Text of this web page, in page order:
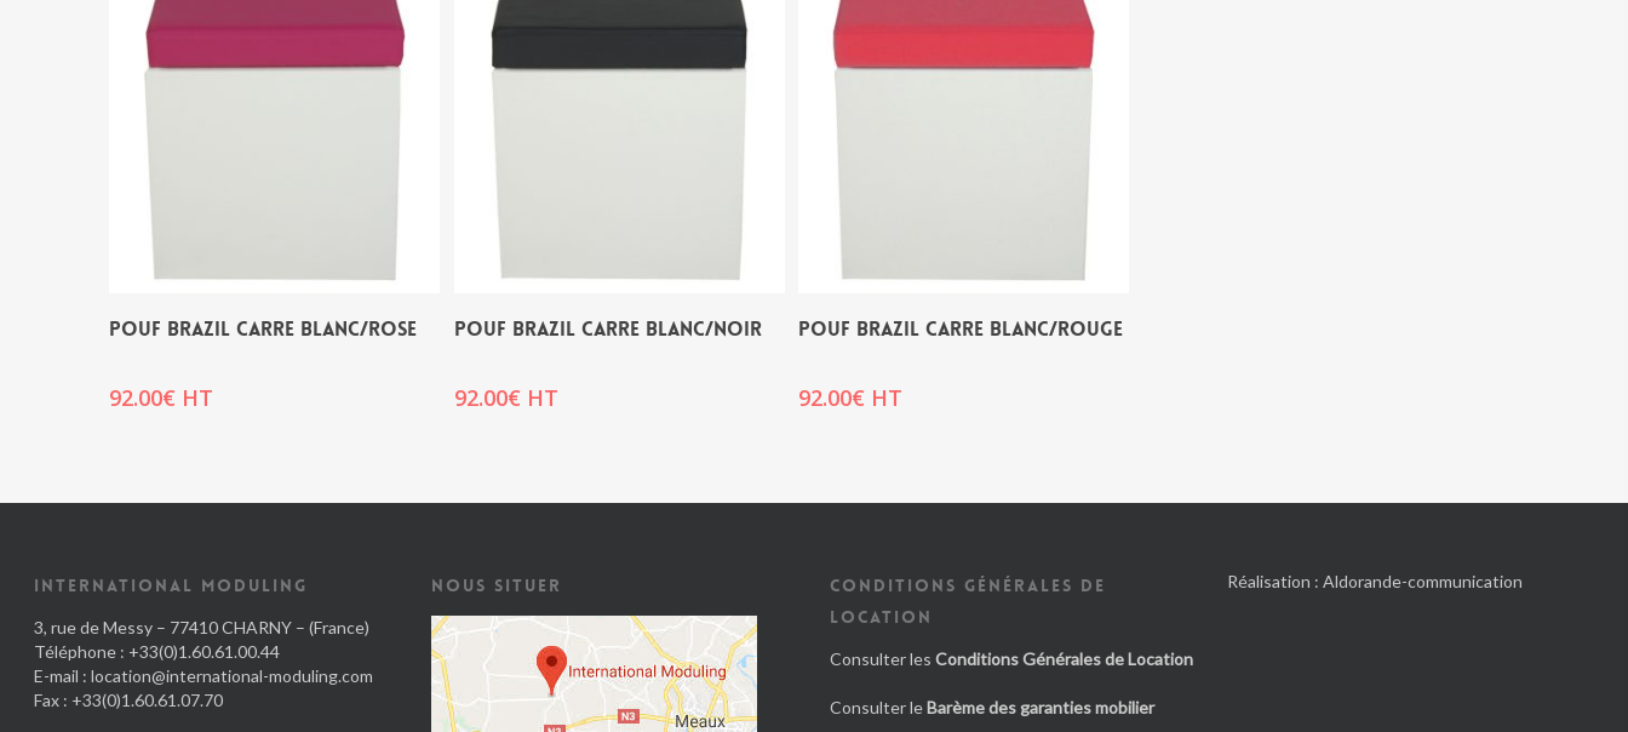
POUF BRAZIL CARRE BLANC/ROSE
92.00€ HT
POUF BRAZIL CARRE BLANC/NOIR
92.00€ HT
POUF BRAZIL CARRE BLANC/ROUGE
92.00€ HT
INTERNATIONAL MODULING
3, rue de Messy – 77410 CHARNY – (France)
Téléphone : +33(0)1.60.61.00.44
E-mail : location@international-moduling.com
Fax : +33(0)1.60.61.07.70
NOUS SITUER
CONDITIONS GÉNÉRALES DE
LOCATION
Consulter les Conditions Générales de Location
Consulter leBarème des garanties mobilier
Réalisation :Aldorande-communication